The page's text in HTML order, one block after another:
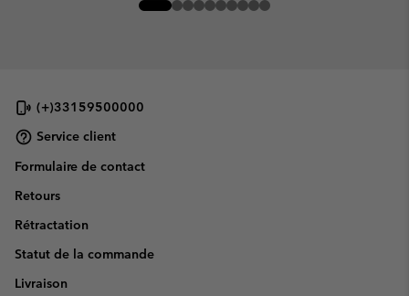
(+)33159500000
Service client
Formulaire de contact
Retours
Rétractation
Statut de la commande
Livraison